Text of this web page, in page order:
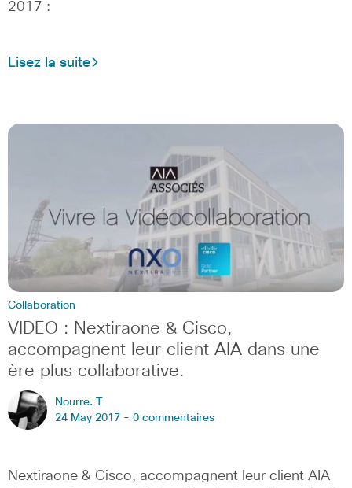
2017 :
Lisez la suite
Collaboration
VIDEO : Nextiraone & Cisco,
accompagnent leur client AIA dans une
ère plus collaborative.
Nourre. T
24 May 2017 - 0 commentaires
Nextiraone & Cisco, accompagnent leur client AIA